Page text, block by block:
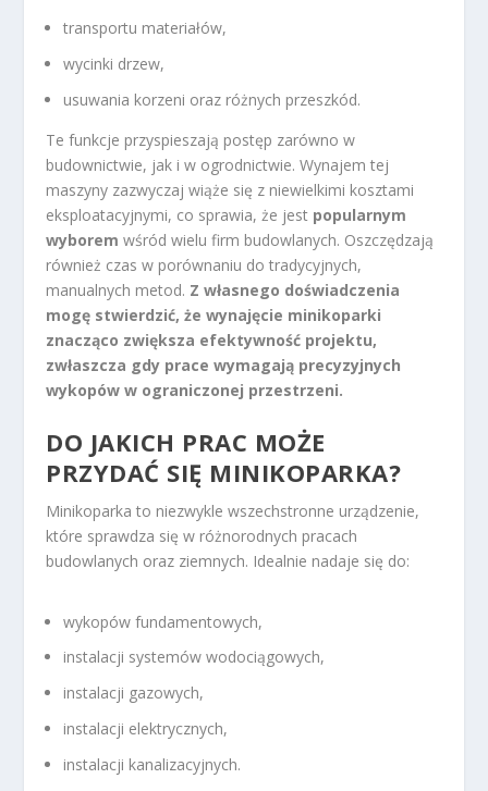
transportu materiałów,
wycinki drzew,
usuwania korzeni oraz różnych przeszkód.
Te funkcje przyspieszają postęp zarówno w
budownictwie, jak i w ogrodnictwie. Wynajem tej
maszyny zazwyczaj wiąże się z niewielkimi kosztami
eksploatacyjnymi, co sprawia, że jest popularnym
wyborem wśród wielu firm budowlanych. Oszczędzają
również czas w porównaniu do tradycyjnych,
manualnych metod. Z własnego doświadczenia
mogę stwierdzić, że wynajęcie minikoparki
znacząco zwiększa efektywność projektu,
zwłaszcza gdy prace wymagają precyzyjnych
wykopów w ograniczonej przestrzeni.
DO JAKICH PRAC MOŻE
PRZYDAĆ SIĘ MINIKOPARKA?
Minikoparka to niezwykle wszechstronne urządzenie,
które sprawdza się w różnorodnych pracach
budowlanych oraz ziemnych. Idealnie nadaje się do:
wykopów fundamentowych,
instalacji systemów wodociągowych,
instalacji gazowych,
instalacji elektrycznych,
instalacji kanalizacyjnych.